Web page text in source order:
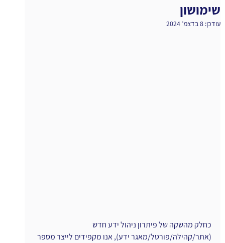
שימושון
עודכן: 8 בדצמ׳ 2024
כחלק מהשקה של פיתרון ניהול ידע חדש
(אתר/קהילה/פורטל/מאגר ידע), אנו מקפידים לייצר מספר